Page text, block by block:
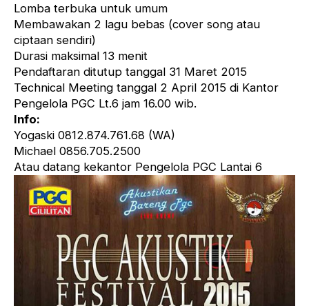
Lomba terbuka untuk umum
Membawakan 2 lagu bebas (cover song atau
ciptaan sendiri)
Durasi maksimal 13 menit
Pendaftaran ditutup tanggal 31 Maret 2015
Technical Meeting tanggal 2 April 2015 di Kantor
Pengelola PGC Lt.6 jam 16.00 wib.
Info:
Yogaski 0812.874.761.68 (WA)
Michael 0856.705.2500
Atau datang kekantor Pengelola PGC Lantai 6